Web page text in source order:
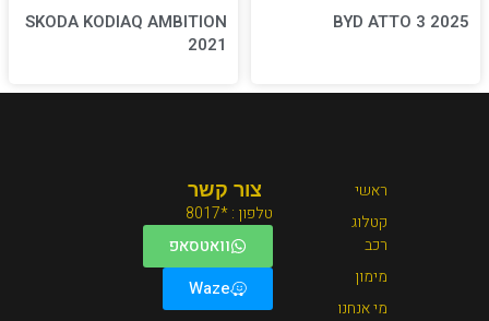
SKODA KODIAQ AMBITION
צור קשר
וואטסאפ
Waze